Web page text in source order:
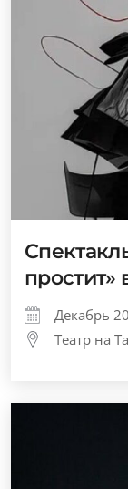
простит»
Декабрь
Театр на